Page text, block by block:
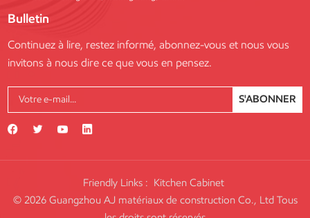
Bulletin
Continuez à lire, restez informé, abonnez-vous et nous vous
invitons à nous dire ce que vous en pensez.
S'ABONNER
Friendly Links : Kitchen Cabinet
© 2026 Guangzhou AJ matériaux de construction Co., Ltd Tous